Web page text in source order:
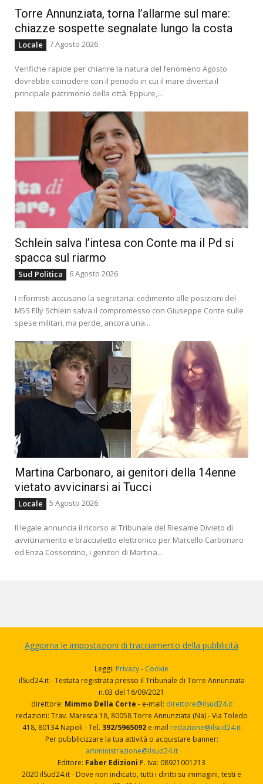
Torre Annunziata, torna l’allarme sul mare:
chiazze sospette segnalate lungo la costa
Locale 7 Agosto 2026
Verifiche rapide per chiarire la natura del fenomeno Agosto
dovrebbe coincidere con il periodo in cui il mare diventa il
principale patrimonio della città. Eppure,...
Schlein salva l’intesa con Conte ma il Pd si
spacca sul riarmo
Sud Politica 6 Agosto 2026
I riformisti accusano la segretaria: cedimento alle posizioni del
M5S Elly Schlein salva il compromesso con Giuseppe Conte sulle
spese militari, ma perde, ancora una...
Martina Carbonaro, ai genitori della 14enne
vietato avvicinarsi ai Tucci
Locale 5 Agosto 2026
Il legale annuncia il ricorso al Tribunale del Riesame Divieto di
avvicinamento e braccialetto elettronico per Marcello Carbonaro
ed Enza Cossentino, i genitori di Martina...
Aggiorna le impostazioni di tracciamento della pubblicità
Leggi: Privacy- Cookie
ilSud24.it - Testata registrata presso il Tribunale di Torre Annunziata
n.03 del 16/09/2021
direttore: Mimmo Della Corte - e-mail: direttore@ilsud24.it
redazioni: Trav. Maresca 18, 80058 Torre Annunziata (Na) - Via Toledo
418, 80134 Napoli - Tel. 392/5965092 e-mail redazione@ilsud24.it
Per pubblicizzare la tua attività o acquistare banner:
amministrazione@ilsud24.it
Editore: Faber Edizioni P. Iva: 08921001213
2020 ilSud24.it - Dove non indicato, tutti i diritti su immagini, testi e